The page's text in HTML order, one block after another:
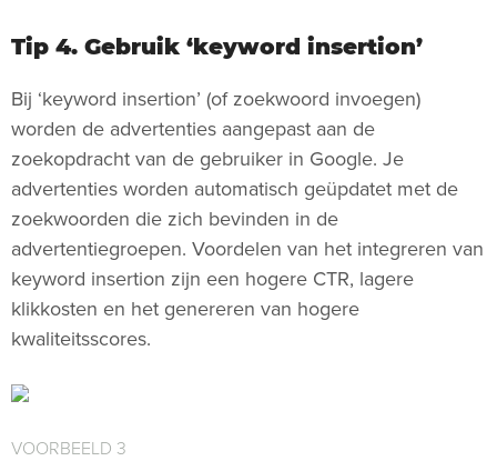
Tip 4. Gebruik ‘keyword insertion’
Bij ‘keyword insertion’ (of zoekwoord invoegen)
worden de advertenties aangepast aan de
zoekopdracht van de gebruiker in Google. Je
advertenties worden automatisch geüpdatet met de
zoekwoorden die zich bevinden in de
advertentiegroepen. Voordelen van het integreren van
keyword insertion zijn een hogere CTR, lagere
klikkosten en het genereren van hogere
kwaliteitsscores.
VOORBEELD 3